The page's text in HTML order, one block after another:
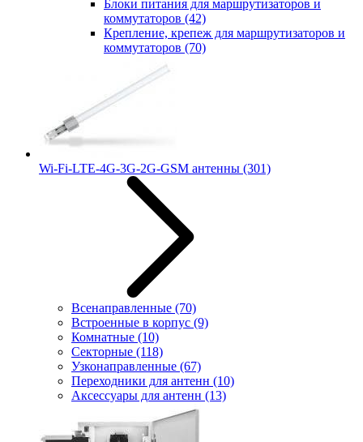
Блоки питания для маршрутизаторов и
коммутаторов (42)
Крепление, крепеж для маршрутизаторов и
коммутаторов (70)
Wi-Fi-LTE-4G-3G-2G-GSM антенны (301)
Всенаправленные (70)
Встроенные в корпус (9)
Комнатные (10)
Секторные (118)
Узконаправленные (67)
Переходники для антенн (10)
Аксессуары для антенн (13)